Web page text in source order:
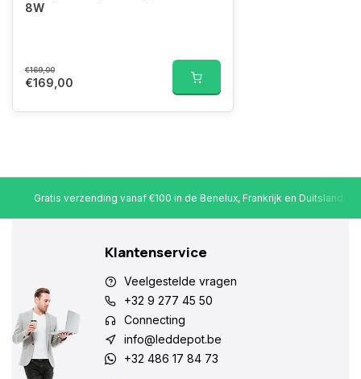
8W
€169,00
€169,00
Gratis verzending vanaf €100 in de Benelux, Frankrijk en Duitsland
Klantenservice
Veelgestelde vragen
+32 9 277 45 50
Connecting
info@leddepot.be
+32 486 17 84 73